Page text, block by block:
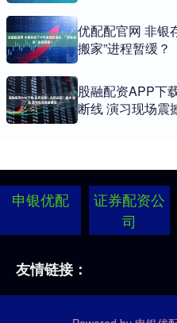
优配配官网 非银
搬家”进程暂缓？
股融配资APP下
断线 演习现场震
申银优配
证券配资公
司
友情链接：